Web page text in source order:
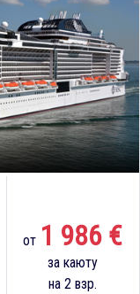
от 1 986 €
за каюту
на 2 взр.